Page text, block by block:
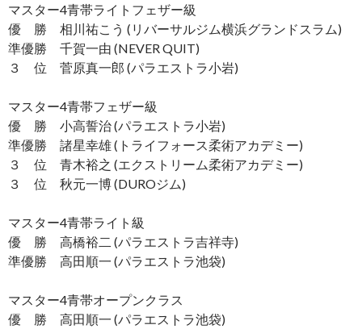
マスター4青帯ライトフェザー級
優 勝 相川祐こう (リバーサルジム横浜グランドスラム)
準優勝 千賀一由 (NEVER QUIT)
３ 位 菅原真一郎 (パラエストラ小岩)
マスター4青帯フェザー級
優 勝 小高誓治 (パラエストラ小岩)
準優勝 諸星幸雄 (トライフォース柔術アカデミー)
３ 位 青木裕之 (エクストリーム柔術アカデミー)
３ 位 秋元一博 (DUROジム)
マスター4青帯ライト級
優 勝 高橋裕二 (パラエストラ吉祥寺)
準優勝 高田順一 (パラエストラ池袋)
マスター4青帯オープンクラス
優 勝 高田順一 (パラエストラ池袋)